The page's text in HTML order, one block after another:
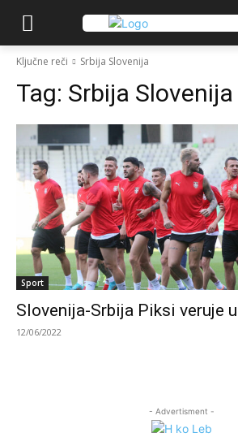
Ključne reči Srbija Slovenija
Tag: Srbija Slovenija
Sport
Slovenija-Srbija Piksi veruje
12/06/2022
- Advertisment -